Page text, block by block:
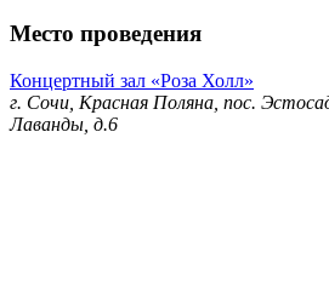
Место проведения
Концертный зал «Роза Холл»
г. Сочи, Красная Поляна, пос.
Лаванды, д.6